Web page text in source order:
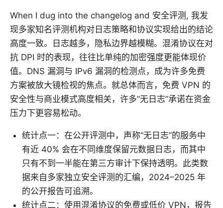
When I dug into the changelog and 安全评测, 我发
现多家知名评测机构对日志策略和协议实现给出的结论
高度一致。日志越多，隐私边界越模糊。混淆协议在对
抗 DPI 时的表现，往往比单纯的加密强度更能体现价
值。DNS 漏洞与 IPv6 漏洞的检测点，成为许多免费
方案被放大镜检视的焦点。就总体而言，免费 VPN 的
安全性与商业模式高度相关，许多“无日志”承诺在资金
压力下更容易松动。
统计点一：在公开评测中，声称“无日志”的服务中
有近 40% 会在不同维度保留元数据日志，而其中
只有不到一半能在第三方审计下保持透明。此类数
据来自多家独立安全评测的汇编，2024–2025 年
的公开报告可追溯。
统计点二：使用混淆协议的免费或低价 VPN，报告